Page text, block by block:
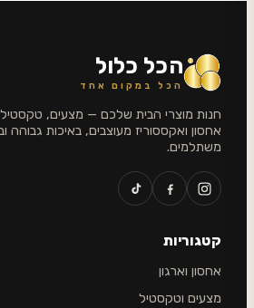
הכל כלול
הכל במקום אחד
חנות מוצרי הבית שלכם — מצעים,
אחסון ואקססוריז מעוצבים, באיכות גבוהה
משתלמים.
קטגוריות
אחסון וארגון
מצעים וטקסטיל